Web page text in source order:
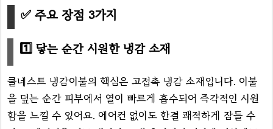
✅ 주요 장점 3가지
1️⃣ 닿는 순간 시원한 냉감 소재
쿨네스트 냉감이불의 핵심은 고접촉 냉감 소재입니다. 이불
을 덮는 순간 피부에서 열이 빠르게 흡수되어 즉각적인 시원
함을 느낄 수 있어요. 에어컨 없이도 한결 쾌적하게 잠들 수